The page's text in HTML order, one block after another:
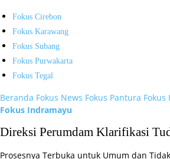
Fokus Cirebon
Fokus Karawang
Fokus Subang
Fokus Purwakarta
Fokus Tegal
Beranda Fokus News Fokus Pantura Fokus
Fokus Indramayu
Direksi Perumdam Klarifikasi
Prosesnya Terbuka untuk Umum dan